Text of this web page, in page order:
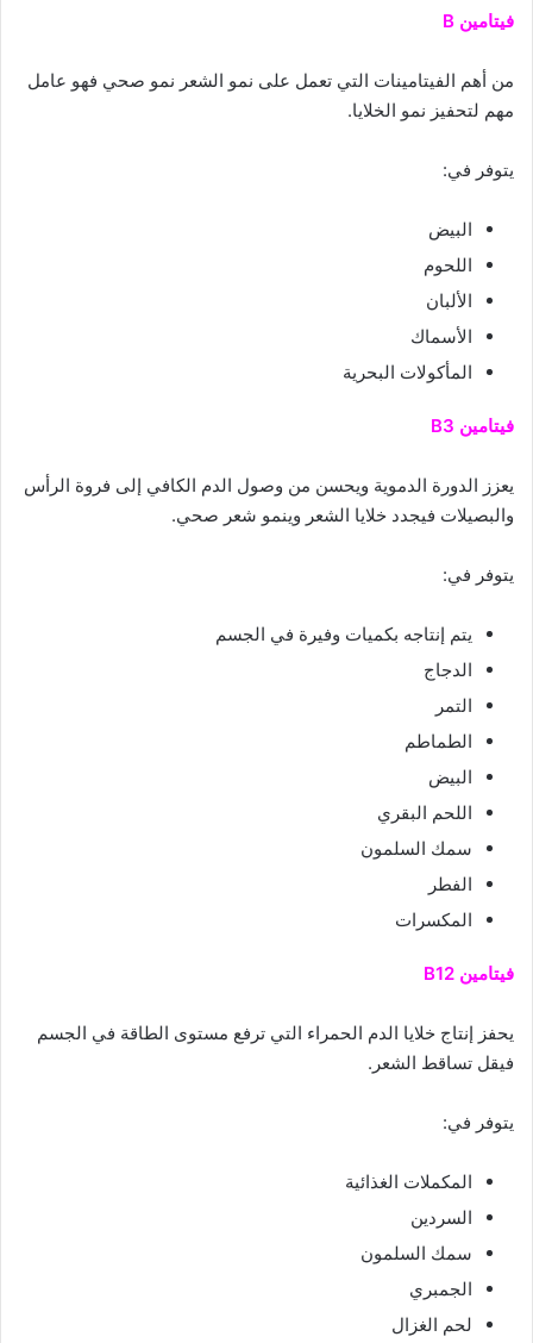
فيتامين B
من أهم الفيتامينات التي تعمل على نمو الشعر نمو صحي فهو عامل
مهم لتحفيز نمو الخلايا.
يتوفر في:
البيض
اللحوم
الألبان
الأسماك
المأكولات البحرية
فيتامين B3
يعزز الدورة الدموية ويحسن من وصول الدم الكافي إلى فروة الرأس
والبصيلات فيجدد خلايا الشعر وينمو شعر صحي.
يتوفر في:
يتم إنتاجه بكميات وفيرة في الجسم
الدجاج
التمر
الطماطم
البيض
اللحم البقري
سمك السلمون
الفطر
المكسرات
فيتامين B12
يحفز إنتاج خلايا الدم الحمراء التي ترفع مستوى الطاقة في الجسم
فيقل تساقط الشعر.
يتوفر في:
المكملات الغذائية
السردين
سمك السلمون
الجمبري
لحم الغزال